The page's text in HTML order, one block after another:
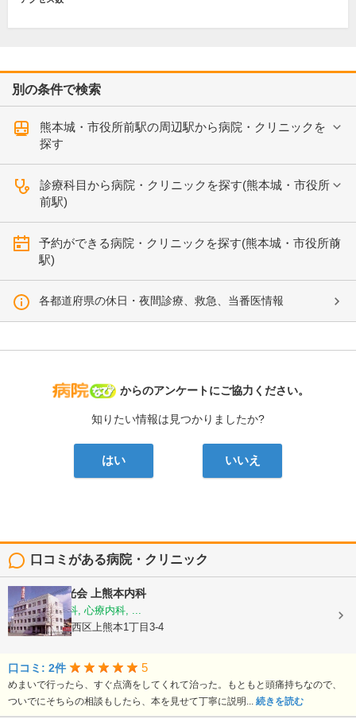
別の条件で検索
熊本城・市役所前駅の周辺駅から病院・クリニックを
探す
診療科目から病院・クリニックを探す(熊本城・市役所
前駅)
予約ができる病院・クリニックを探す(熊本城・市役所前
駅)
各都道府県の休日・夜間診療、救急、当番医情報
病院なび
からのアンケートにご協力ください。
知りたい情報は見つかりましたか?
はい いいえ
口コミがある病院・クリニック
医療法人陽光会 上熊本内科
内科, 神経内科, 心療内科, ...
熊本県熊本市西区上熊本1丁目3-4
口コミ: 2件 5
めまいで行ったら、すぐ点滴をしてくれて治った。もともと頭痛持ちなので、
ついでにそちらの相談もしたら、本を見せて丁寧に説明... 続きを読む